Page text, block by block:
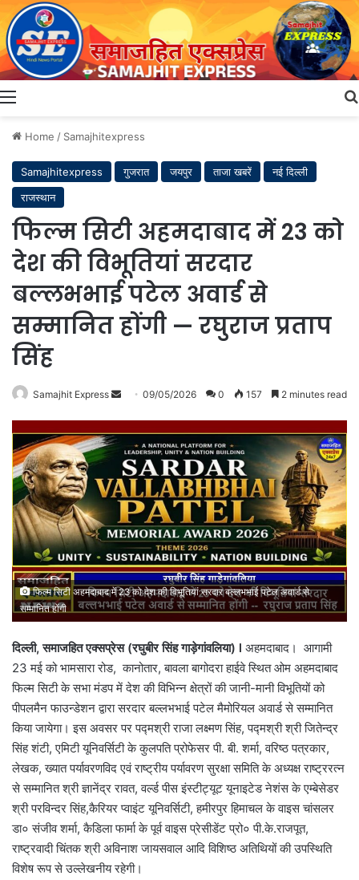
Menu
Home / Samajhitexpress
Samajhitexpress गुजरात जयपुर ताजा खबरें
नई दिल्ली
राजस्थान
फिल्म सिटी अहमदाबाद में 23 को
देश की विभूतियां सरदार
बल्लभभाई पटेल अवार्ड से
सम्मानित होंगी — रघुराज प्रताप
सिंह
Samajhit Express
Send
email
09/05/2026 0 157 2 minutes read
फिल्म सिटी अहमदाबाद में 23 को देश की विभूतियां सरदार बल्लभभाई पटेल अवार्ड से
सम्मानित होंगी
दिल्ली, समाजहित एक्सप्रेस (रघुबीर सिंह गाड़ेगांवलिया) l अहमदाबाद। आगामी
23 मई को भामसारा रोड, कानोतार, बावला बागोदरा हाईवे स्थित ओम अहमदाबाद
फिल्म सिटी के सभा मंडप में देश की विभिन्न क्षेत्रों की जानी-मानी विभूतियों को
पीपलमैन फाउन्डेशन द्वारा सरदार बल्लभभाई पटेल मैमोरियल अवार्ड से सम्मानित
किया जायेगा। इस अवसर पर पद्मश्री राजा लक्ष्मण सिंह, पद्मश्री श्री जितेन्द्र
सिंह शंटी, एमिटी यूनिवर्सिटी के कुलपति प्रोफेसर पी. बी. शर्मा, वरिष्ठ पत्रकार,
लेखक, ख्यात पर्यावरणविद एवं राष्ट्रीय पर्यावरण सुरक्षा समिति के अध्यक्ष राष्ट्ररत्न
से सम्मानित श्री ज्ञानेंद्र रावत, वर्ल्ड पीस इंस्टीट्यूट यूनाइटेड नेशंस के एम्बेसेडर
श्री परविन्दर सिंह,कैरियर प्वाइंट यूनिवर्सिटी, हमीरपुर हिमाचल के वाइस चांसलर
डा० संजीव शर्मा, कैडिला फार्मा के पूर्व वाइस प्रेसीडेंट प्रो० पी.के.राजपूत,
राष्ट्रवादी चिंतक श्री अविनाश जायसवाल आदि विशिष्ठ अतिथियों की उपस्थिति
विशेष रूप से उल्लेखनीय रहेगी।